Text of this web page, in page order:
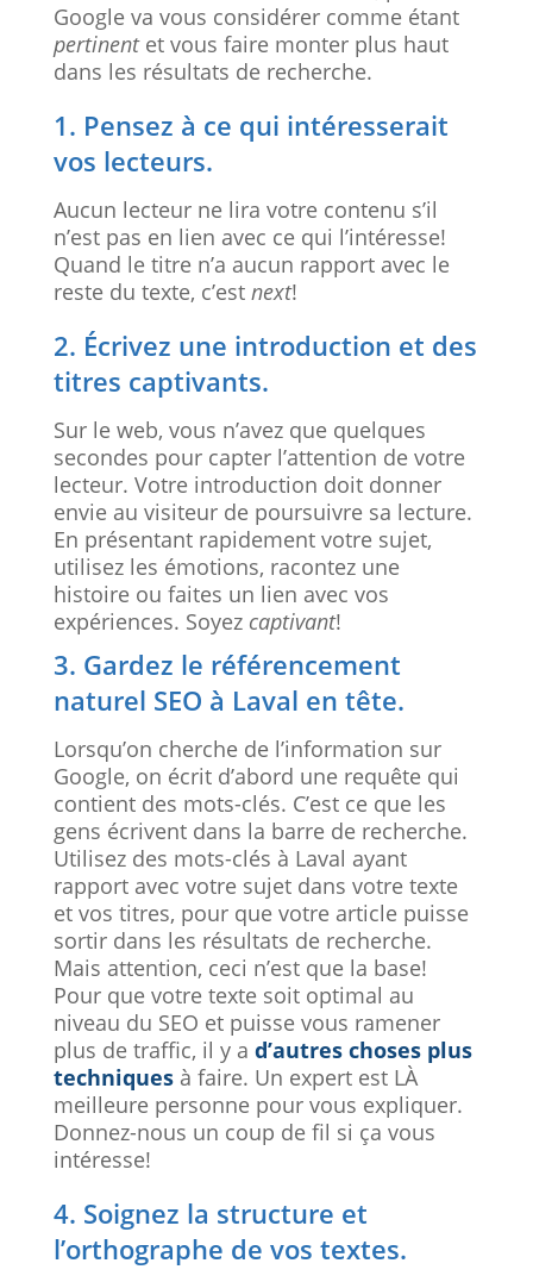
Google va vous considérer comme étant
pertinentet vous faire monter plus haut
dans les résultats de recherche.
1. Pensez à ce qui intéresserait
vos lecteurs.
Aucun lecteur ne lira votre contenu s’il
n’est pas en lien avec ce qui l’intéresse!
Quand le titre n’a aucun rapport avec le
reste du texte, c’est next!
2. Écrivez une introduction et des
titres captivants.
Sur le web, vous n’avez que quelques
secondes pour capter l’attention de votre
lecteur. Votre introduction doit donner
envie au visiteur de poursuivre sa lecture.
En présentant rapidement votre sujet,
utilisez les émotions, racontez une
histoire ou faites un lien avec vos
expériences. Soyez captivant!
3. Gardez le référencement
naturel SEO à Laval en tête.
Lorsqu’on cherche de l’information sur
Google, on écrit d’abord une requête qui
contient des mots-clés. C’est ce que les
gens écrivent dans la barre de recherche.
Utilisez des mots-clés à Laval ayant
rapport avec votre sujet dans votre texte
et vos titres, pour que votre article puisse
sortir dans les résultats de recherche.
Mais attention, ceci n’est que la base!
Pour que votre texte soit optimal au
niveau du SEO et puisse vous ramener
plus de traffic, il y a d’autres choses plus
techniquesà faire. Un expert est LÀ
meilleure personne pour vous expliquer.
Donnez-nous un coup de fil si ça vous
intéresse!
4. Soignez la structure et
l’orthographe de vos textes.